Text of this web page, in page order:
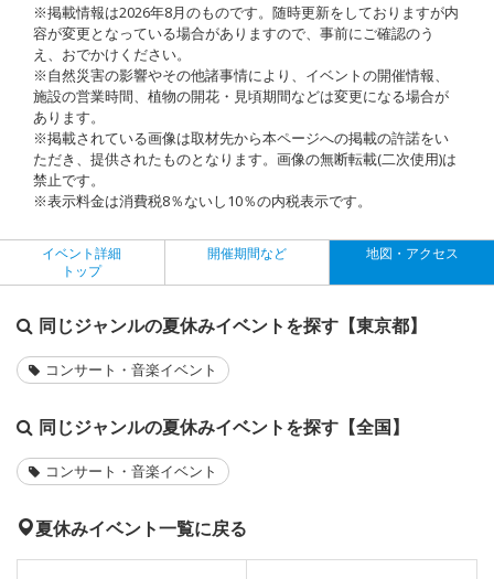
※掲載情報は2026年8月のものです。随時更新をしておりますが内
容が変更となっている場合がありますので、事前にご確認のう
え、おでかけください。
※自然災害の影響やその他諸事情により、イベントの開催情報、
施設の営業時間、植物の開花・見頃期間などは変更になる場合が
あります。
※掲載されている画像は取材先から本ページへの掲載の許諾をい
ただき、提供されたものとなります。画像の無断転載(二次使用)は
禁止です。
※表示料金は消費税8％ないし10％の内税表示です。
イベント詳細
トップ
開催期間など 地図・アクセス
同じジャンルの夏休みイベントを探す【東京都】
コンサート・音楽イベント
同じジャンルの夏休みイベントを探す【全国】
コンサート・音楽イベント
夏休みイベント一覧に戻る